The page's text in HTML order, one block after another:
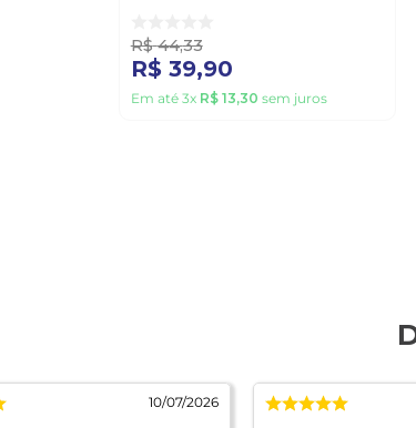
R$ 44,33
R$ 39,90
Em até 3x R$ 13,30 sem juros
10/07/2026